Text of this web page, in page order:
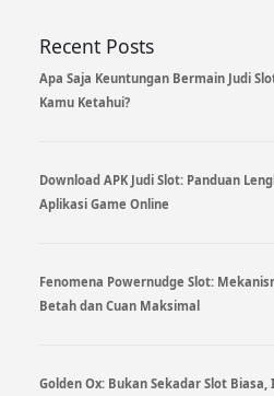
Recent Posts
Apa Saja Keuntungan Bermain Judi
Kamu Ketahui?
Download APK Judi Slot: Panduan
Aplikasi Game Online
Fenomena Powernudge Slot:
Betah dan Cuan Maksimal
Golden Ox: Bukan Sekadar Slot Biasa,